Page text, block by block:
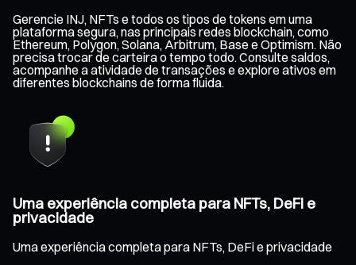
Gerencie INJ, NFTs e todos os tipos de tokens em uma
plataforma segura, nas principais redes blockchain, como
Ethereum, Polygon, Solana, Arbitrum, Base e Optimism. Não
precisa trocar de carteira o tempo todo. Consulte saldos,
acompanhe a atividade de transações e explore ativos em
diferentes blockchains de forma fluida.
Uma experiência completa para NFTs, DeFi e
privacidade
Uma experiência completa para NFTs, DeFi e privacidade